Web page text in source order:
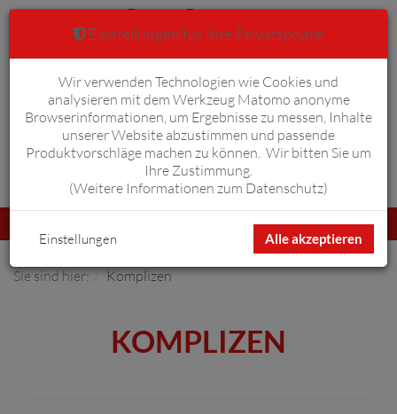
Anmelden Warenkorb 0
umschalten
Sie sind hier: Komplizen
KOMPLIZEN
Einstellungen für Ihre Privatsphäre
Wir verwenden Technologien wie Cookies und
analysieren mit dem Werkzeug Matomo anonyme
Browserinformationen, um Ergebnisse zu messen, Inhalte
unserer Website abzustimmen und passende
Produktvorschläge machen zu können. Wir bitten Sie um
Ihre Zustimmung.
(Weitere Informationen zum Datenschutz)
Alle akzeptieren
Einstellungen